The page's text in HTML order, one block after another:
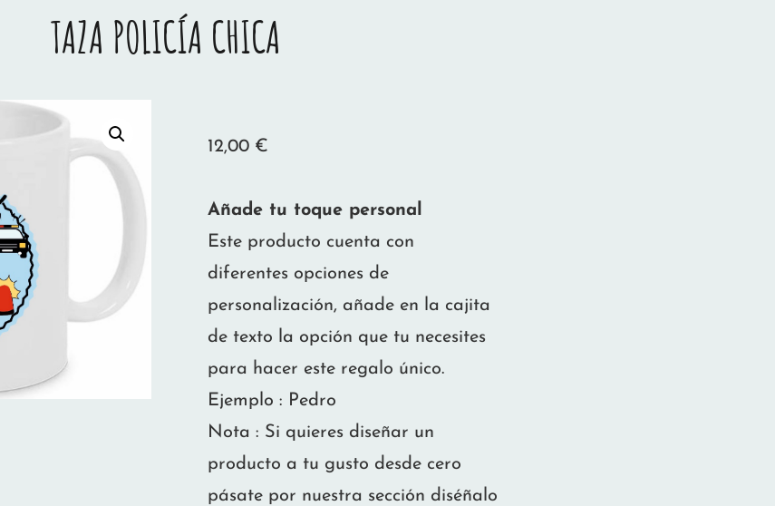
TAZA POLICÍA CHICA
12,00 €
Añade tu toque personal
Este producto cuenta con
diferentes opciones de
personalización, añade en la cajita
de texto la opción que tu necesites
para hacer este regalo único.
Ejemplo : Pedro
Nota : Si quieres diseñar un
producto a tu gusto desde cero
pásate por nuestra sección diséñalo